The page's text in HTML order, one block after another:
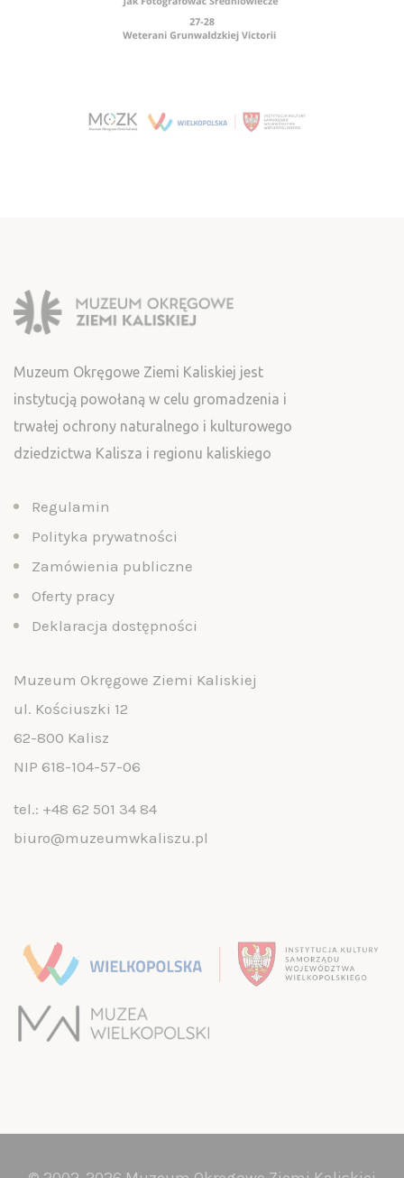
Muzeum Okręgowe Ziemi Kaliskiej jest
instytucją powołaną w celu gromadzenia i
trwałej ochrony naturalnego i kulturowego
dziedzictwa Kalisza i regionu kaliskiego
Regulamin
Polityka prywatności
Zamówienia publiczne
Oferty pracy
Deklaracja dostępności
Muzeum Okręgowe Ziemi Kaliskiej
ul. Kościuszki 12
62-800 Kalisz
NIP 618-104-57-06
tel.: +48 62 501 34 84
biuro@muzeumwkaliszu.pl